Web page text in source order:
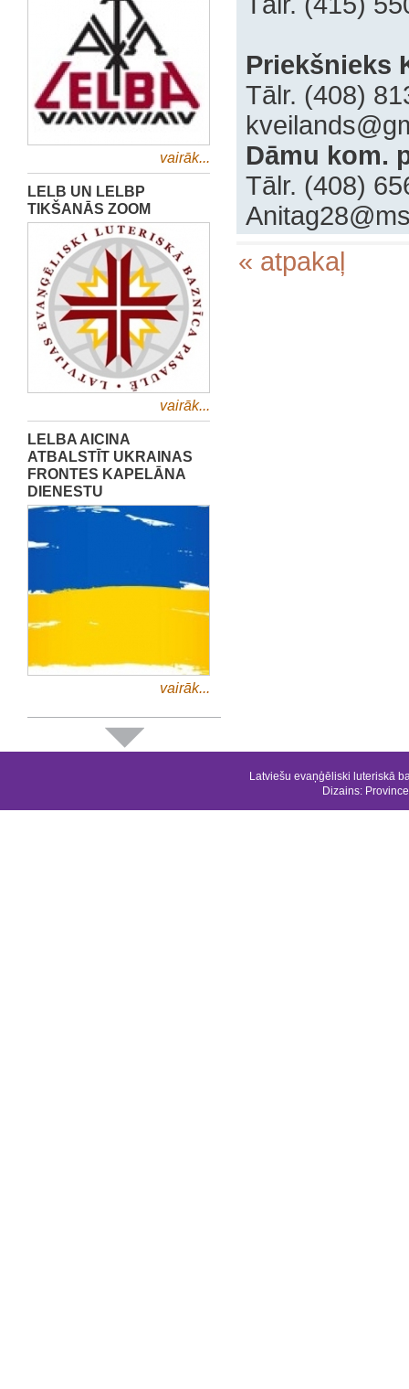
vairāk...
LELB UN LELBP
TIKŠANĀS ZOOM
vairāk...
LELBA AICINA
ATBALSTĪT UKRAINAS
FRONTES KAPELĀNA
DIENESTU
vairāk...
Priekšnieks
Tālr. (408)
Dāmu kom.
‍Tālr. (408)
« atpakaļ
Latviešu evaņģēliski luteriskā
Dizains: